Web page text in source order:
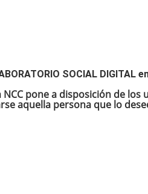
SOCIAL
pone a disposición de
aquella persona que lo